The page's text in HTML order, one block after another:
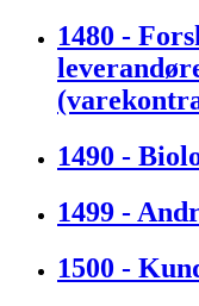
1480 -
1490 -
1499 -
1500 -